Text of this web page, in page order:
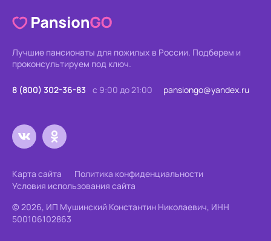
Лучшие пансионаты для пожилых в России. Подберем и
проконсультируем под ключ.
8 (800) 302-36-83 с 9:00 до 21:00 pansiongo@yandex.ru
Карта сайта
Политика конфиденциальности
Условия использования сайта
© 2026, ИП Мушинский Константин Николаевич, ИНН
500106102863